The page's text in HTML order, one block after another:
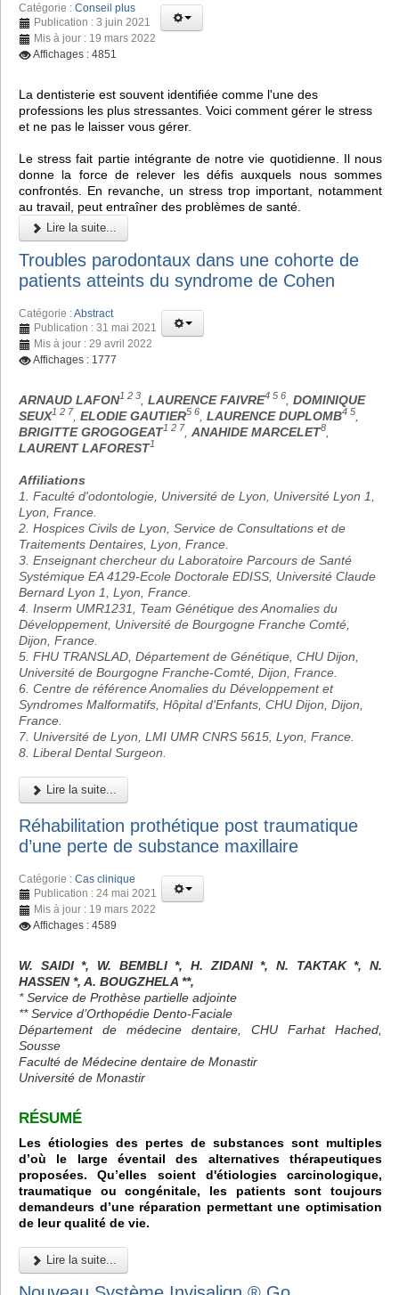
Catégorie : Conseil plus
Publication : 3 juin 2021
Mis à jour : 19 mars 2022
Affichages : 4851
La dentisterie est souvent identifiée comme l'une des
professions les plus stressantes. Voici comment gérer le stress
et ne pas le laisser vous gérer.
Le stress fait partie intégrante de notre vie quotidienne. Il nous
donne la force de relever les défis auxquels nous sommes
confrontés. En revanche, un stress trop important, notamment
au travail, peut entraîner des problèmes de santé.
Lire la suite...
Troubles parodontaux dans une cohorte de
patients atteints du syndrome de Cohen
Catégorie :Abstract
Publication : 31 mai 2021
Mis à jour : 29 avril 2022
Affichages : 1777
ARNAUD LAFON1 2 3 LAURENCE FAIVRE4 5 6
DOMINIQUE
SEUX1 2 7 ELODIE GAUTIER5 6 LAURENCE DUPLOMB4 5
BRIGITTE GROGOGEAT1 2 7 ANAHIDE MARCELET8
LAURENT LAFOREST1
Affiliations
1. Faculté d'odontologie, Université de Lyon, Université Lyon 1,
Lyon, France.
2. Hospices Civils de Lyon, Service de Consultations et de
Traitements Dentaires, Lyon, France.
3. Enseignant chercheur du Laboratoire Parcours de Santé
Systémique EA 4129-Ecole Doctorale EDISS, Université Claude
Bernard Lyon 1, Lyon, France.
4. Inserm UMR1231, Team Génétique des Anomalies du
Développement, Université de Bourgogne Franche Comté,
Dijon, France.
5. FHU TRANSLAD, Département de Génétique, CHU Dijon,
Université de Bourgogne Franche-Comté, Dijon, France.
6. Centre de référence Anomalies du Développement et
Syndromes Malformatifs, Hôpital d'Enfants, CHU Dijon, Dijon,
France.
7. Université de Lyon, LMI UMR CNRS 5615, Lyon, France.
8. Liberal Dental Surgeon.
Lire la suite...
Réhabilitation prothétique post traumatique
d’une perte de substance maxillaire
Catégorie : Cas clinique
Publication : 24 mai 2021
Mis à jour : 19 mars 2022
Affichages : 4589
W. SAIDI *, W. BEMBLI *, H. ZIDANI *, N. TAKTAK *, N.
HASSEN *, A. BOUGZHELA **,
* Service de Prothèse partielle adjointe
** Service d’Orthopédie Dento-Faciale
Département de médecine dentaire, CHU Farhat Hached,
Sousse
Faculté de Médecine dentaire de Monastir
Université de Monastir
RÉSUMÉ
Les étiologies des pertes de substances sont multiples
d’où le large éventail des alternatives thérapeutiques
proposées. Qu’elles soient d'étiologies carcinologique,
traumatique ou congénitale, les patients sont toujours
demandeurs d’une réparation permettant une optimisation
de leur qualité de vie.
Lire la suite...